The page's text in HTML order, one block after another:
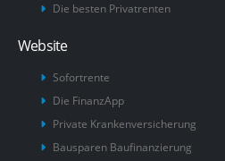
Die besten Privatrenten
Website
Sofortrente
Die FinanzApp
Private Krankenversicherung
Bausparen Baufinanzierung